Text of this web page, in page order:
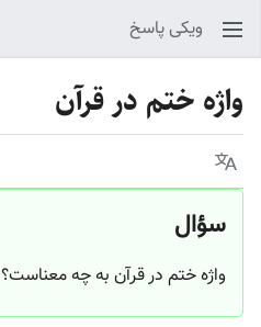
ویکی پاسخ
واژه ختم در قرآن
زبان
سؤال
واژه ختم در قرآن به چه معناست؟